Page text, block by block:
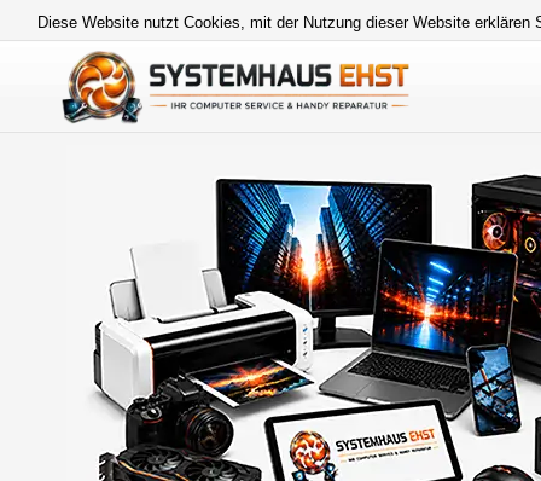
Diese Website nutzt Cookies, mit der Nutzung dieser Website